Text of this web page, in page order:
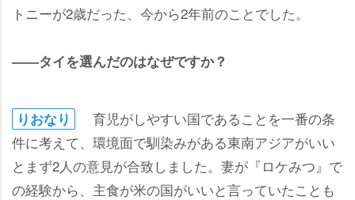
トニーが2歳だった、今から2年前のことでした。
――タイを選んだのはなぜですか？
りおなり
育児がしやすい国であることを一番の条
件に考えて、環境面で馴染みがある東南アジアがいい
とまず2人の意見が合致しました。妻が『ロケみつ』で
の経験から、主食が米の国がいいと言っていたことも